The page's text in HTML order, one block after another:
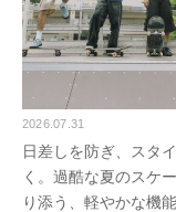
2026.07.31
日差しを防ぎ、スタ
く。過酷な夏のスケ
り添う、軽やかな機